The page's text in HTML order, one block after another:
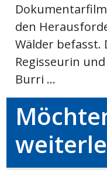
App
Fussball
den
Wälder befasst.
Regisseurin
Burri ...